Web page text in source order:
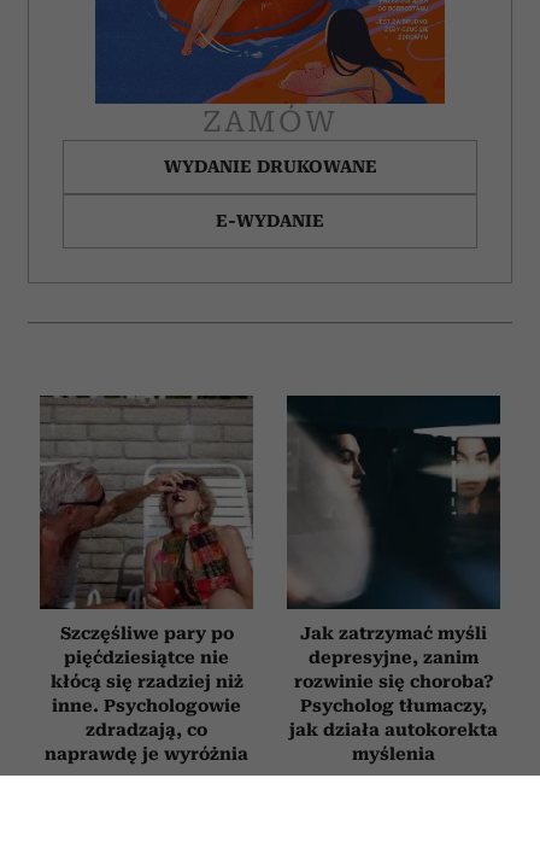
ZAMÓW
WYDANIE DRUKOWANE
E-WYDANIE
Szczęśliwe pary po
pięćdziesiątce nie
kłócą się rzadziej niż
inne. Psychologowie
zdradzają, co
naprawdę je wyróżnia
Jak zatrzymać myśli
depresyjne, zanim
rozwinie się choroba?
Psycholog tłumaczy,
jak działa autokorekta
myślenia